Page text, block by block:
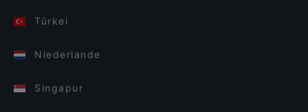
Türkei
Niederlande
Singapur